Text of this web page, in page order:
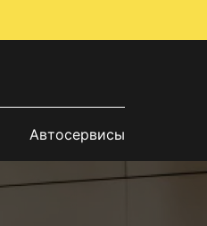
Автосервисы